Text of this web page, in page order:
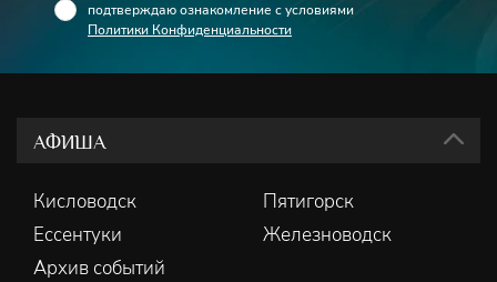
подтверждаю ознакомление с условиями
Политики Конфиденциальности
АФИША
Кисловодск
Пятигорск
Ессентуки
Железноводск
Архив событий